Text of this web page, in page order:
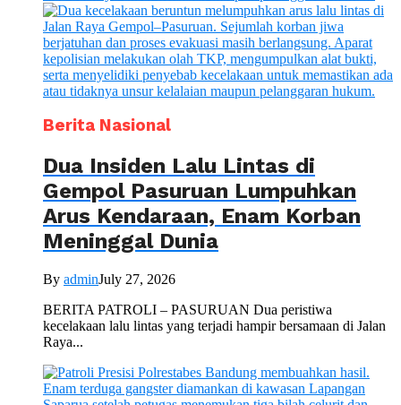
Berita Nasional
Dua Insiden Lalu Lintas di
Gempol Pasuruan Lumpuhkan
Arus Kendaraan, Enam Korban
Meninggal Dunia
By adminJuly 27, 2026
BERITA PATROLI – PASURUAN Dua peristiwa
kecelakaan lalu lintas yang terjadi hampir bersamaan di Jalan
Raya...